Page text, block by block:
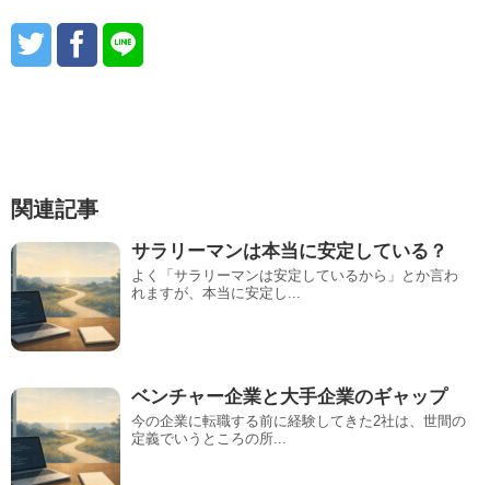
関連記事
サラリーマンは本当に安定している？
よく「サラリーマンは安定しているから」とか言わ
れますが、本当に安定し...
ベンチャー企業と大手企業のギャップ
今の企業に転職する前に経験してきた2社は、世間の
定義でいうところの所...